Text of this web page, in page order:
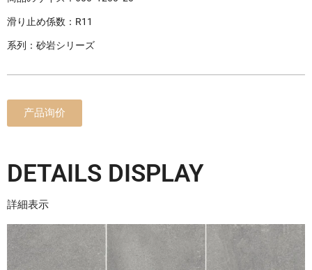
滑り止め係数：R11
系列：砂岩シリーズ
产品询价
DETAILS DISPLAY
詳細表示